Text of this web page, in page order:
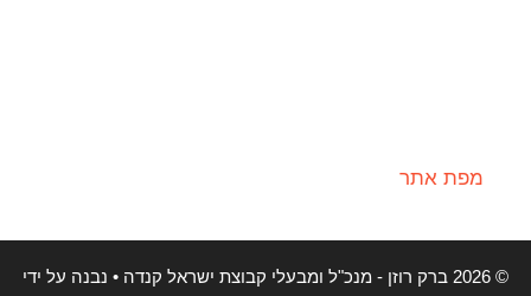
מפת אתר
© 2026 ברק רוזן - מנכ"ל ומבעלי קבוצת ישראל קנדה
• נבנה על ידי